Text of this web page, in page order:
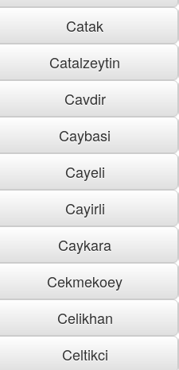
Catak
Catalzeytin
Cavdir
Caybasi
Cayeli
Cayirli
Caykara
Cekmekoey
Celikhan
Celtikci